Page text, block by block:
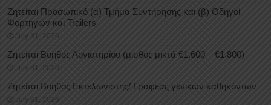
Ζητείται Προσωπικό (α) Τμήμα Συντήρησης και (β) Οδηγοί
Φορτηγών και Trailers
July 31, 2026
Ζητείται Βοηθός Λογιστηρίου (μισθός μικτά €1.600 – €1.800)
July 31, 2026
Ζητείται Βοηθός Εκτελωνιστής/ Γραφέας γενικών καθηκόντων
July 31, 2026